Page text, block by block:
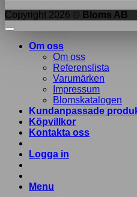
Copyright 2026 © Bloms AB
Om oss
Om oss
Referenslista
Varumärken
Impressum
Blomskatalogen
Kundanpassade
Köpvillkor
Kontakta oss
Logga in
Menu